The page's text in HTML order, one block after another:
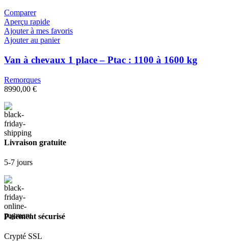
Comparer
Aperçu rapide
Ajouter à mes favoris
Ajouter au panier
Van à chevaux 1 place – Ptac : 1100 à 1600 kg
Remorques
8990,00 €
Livraison gratuite
5-7 jours
Paiement sécurisé
Crypté SSL